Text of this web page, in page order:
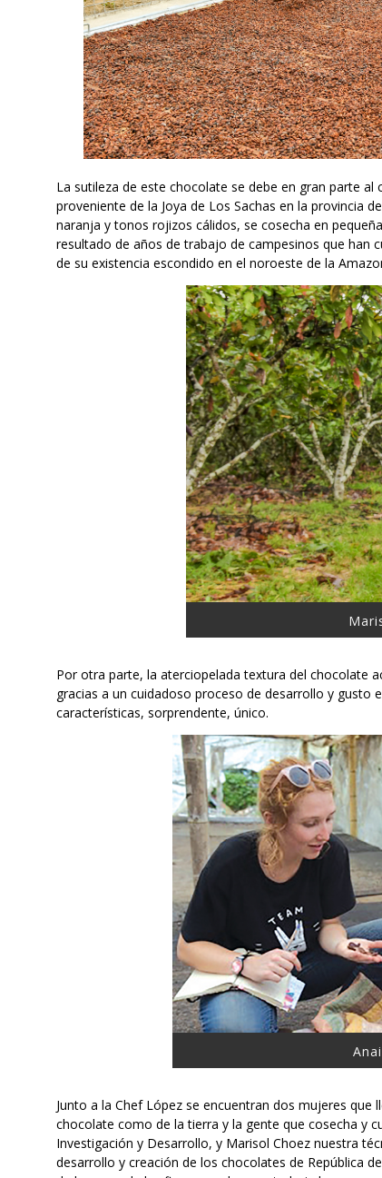
La sutileza de este chocolate se debe en gran parte
proveniente de la Joya de Los Sachas en la provincia
naranja y tonos rojizos cálidos, se cosecha en
resultado de años de trabajo de campesinos que han
de su existencia escondido en el noroeste de la
Por otra parte, la aterciopelada textura del chocolate
gracias a un cuidadoso proceso de desarrollo y gusto
características, sorprendente, único.
Junto a la Chef López se encuentran dos mujeres
chocolate como de la tierra y la gente que cosecha y
Investigación y Desarrollo, y Marisol Choez nuestra
desarrollo y creación de los chocolates de República